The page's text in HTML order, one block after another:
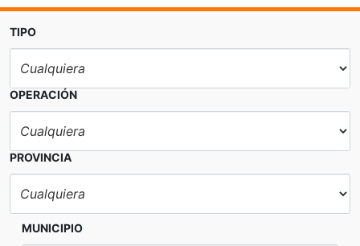
TIPO
OPERACIÓN
PROVINCIA
MUNICIPIO